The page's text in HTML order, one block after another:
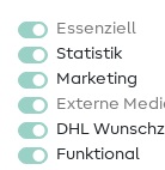
Sale
Schnittmuster
Essenziell
Statistik
Marketing
Externe
DHL
Funktional